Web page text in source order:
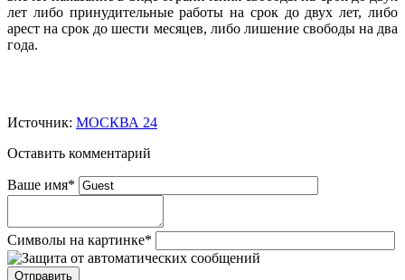
лет либо принудительные работы на срок до двух лет, либо
арест на срок до шести месяцев, либо лишение свободы на два
года.
Источник: МОСКВА 24
Оставить комментарий
Ваше имя*
Символы на картинке*